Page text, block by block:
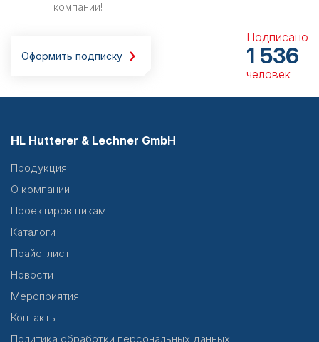
компании!
Оформить подписку
Подписано
1 536
человек
HL Hutterer & Lechner GmbH
Продукция
О компании
Проектировщикам
Каталоги
Прайс-лист
Новости
Мероприятия
Контакты
Политика обработки персональных данных